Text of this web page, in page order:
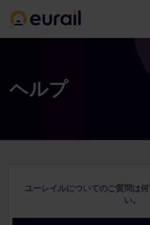
ヘルプ
ユーレイルについてのご質問は
い。